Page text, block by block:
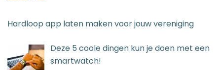
Hardloop app laten maken voor jouw vereniging
Deze 5 coole dingen kun je doen met een
smartwatch!